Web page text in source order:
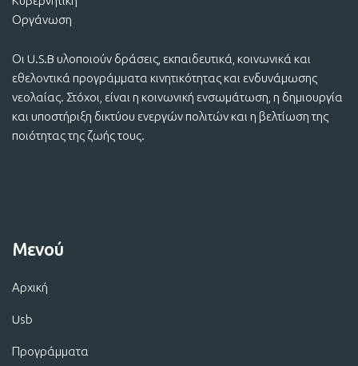
Οι U.S.B υλοποιούν δράσεις, εκπαιδευτικά, κοινωνικά και
εθελοντικά προγράμματα κινητικότητας και ενδυνάμωσης
νεολαίας. Στόχοι, είναι η κοινωνική ενσωμάτωση, η δημιουργία
και υποστήριξη δικτύου ενεργών πολιτών και η βελτίωση της
ποιότητας της ζωής τους.
Μενού
Αρχική
Usb
Προγράμματα